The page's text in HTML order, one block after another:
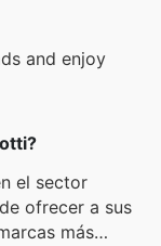
and enjoy
el sector
ofrecer a sus
más